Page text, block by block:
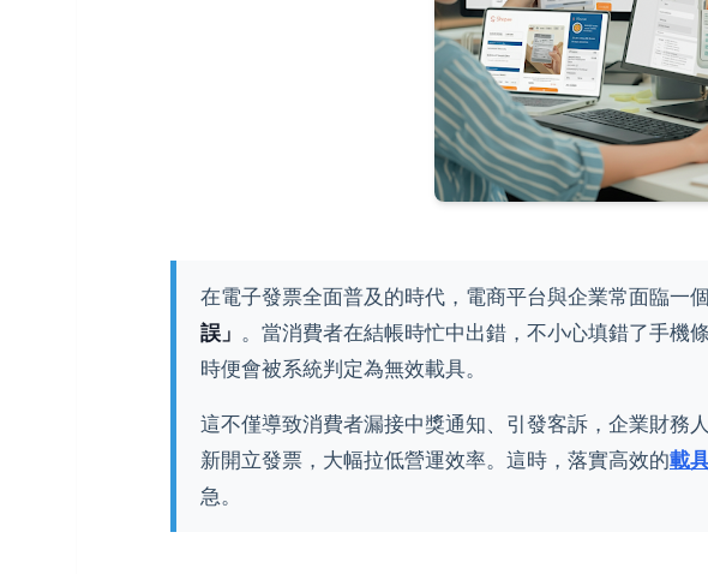
在電子發票全面普及的時代，電商平台與企業常面臨
誤」 。當消費者在結帳時忙中出錯，不小心填錯了手機
時便會被系統判定為無效載具。
這不僅導致消費者漏接中獎通知、引發客訴，企業財務
新開立發票，大幅拉低營運效率。這時，落實高效的載
急。